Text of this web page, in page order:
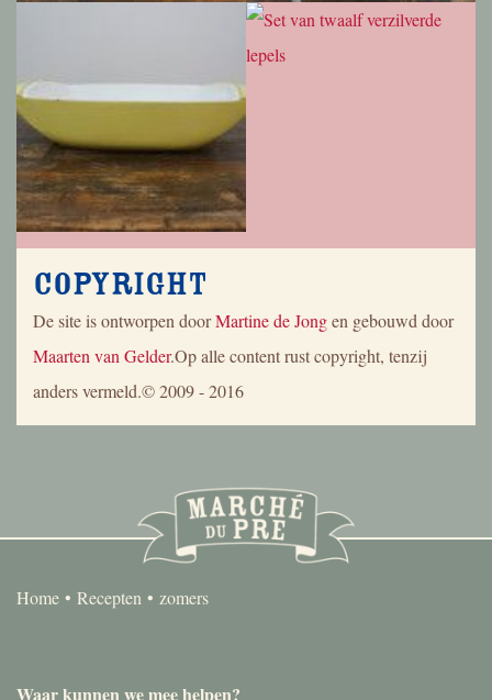
Copyright
De site is ontworpen doorMartine de Jongen gebouwd door
Maarten van Gelder.Op alle content rust copyright, tenzij
anders vermeld.© 2009 - 2016
Home Recepten zomers
Waar kunnen we mee helpen?